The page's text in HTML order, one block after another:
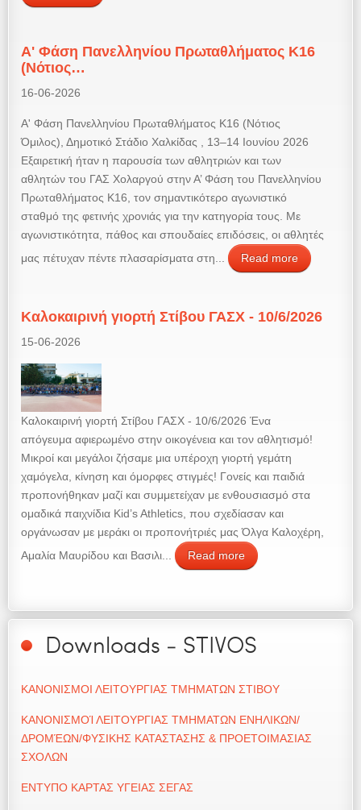
Α' Φάση Πανελληνίου Πρωταθλήματος Κ16
(Νότιος…
16-06-2026
Α' Φάση Πανελληνίου Πρωταθλήματος Κ16 (Νότιος
Όμιλος), Δημοτικό Στάδιο Χαλκίδας , 13–14 Ιουνίου 2026
Εξαιρετική ήταν η παρουσία των αθλητριών και των
αθλητών του ΓΑΣ Χολαργού στην Α’ Φάση του Πανελληνίου
Πρωταθλήματος Κ16, τον σημαντικότερο αγωνιστικό
σταθμό της φετινής χρονιάς για την κατηγορία τους. Με
αγωνιστικότητα, πάθος και σπουδαίες επιδόσεις, οι αθλητές
μας πέτυχαν πέντε πλασαρίσματα στη...
Read more
Καλοκαιρινή γιορτή Στίβου ΓΑΣΧ - 10/6/2026
15-06-2026
Καλοκαιρινή γιορτή Στίβου ΓΑΣΧ - 10/6/2026 Ένα
απόγευμα αφιερωμένο στην οικογένεια και τον αθλητισμό!
Μικροί και μεγάλοι ζήσαμε μια υπέροχη γιορτή γεμάτη
χαμόγελα, κίνηση και όμορφες στιγμές! Γονείς και παιδιά
προπονήθηκαν μαζί και συμμετείχαν με ενθουσιασμό στα
ομαδικά παιχνίδια Kid’s Athletics, που σχεδίασαν και
οργάνωσαν με μεράκι οι προπονήτριές μας Όλγα Καλοχέρη,
Αμαλία Μαυρίδου και Βασιλι...
Read more
Downloads - STIVOS
ΚΑΝΟΝΙΣΜΟΙ ΛΕΙΤΟΥΡΓΙΑΣ ΤΜΗΜΑΤΩΝ ΣΤΙΒΟΥ
ΚΑΝΟΝΙΣΜΟΊ ΛΕΙΤΟΥΡΓΙΑΣ ΤΜΗΜΑΤΩΝ ΕΝΗΛΙΚΩΝ/
ΔΡΟΜΈΩΝ/ΦΥΣΙΚΗΣ ΚΑΤΑΣΤΑΣΗΣ & ΠΡΟΕΤΟΙΜΑΣΙΑΣ
ΣΧΟΛΩΝ
ΕΝΤΥΠΟ ΚΑΡΤΑΣ ΥΓΕΙΑΣ ΣΕΓΑΣ